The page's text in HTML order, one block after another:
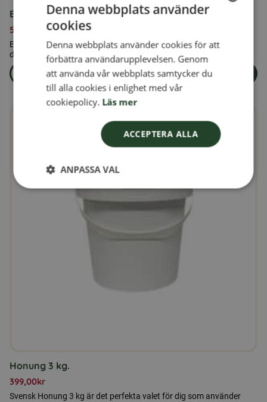
Ekologiskt strösocker 25 kg
537,00
Ekologiskt strösocker 25 kg är ett ekologiskt certifierat socker för
dig som ställer höga krav på råvarornas kvalitet och ursprung.
Läs mer
om produkten Ekologiskt strösocker 25 kg
Lägg i varukorg
Honung 3 kg.
399,00kr
Svensk Honung 3 kg är det perfekta valet för dig som använder
FINNISH
DANISH
Denna webbplats använder
cookies
Denna webbplats använder cookies för att
förbättra användarupplevelsen. Genom
att använda vår webbplats samtycker du
till alla cookies i enlighet med vår
cookiepolicy. Läs mer
ACCEPTERA ALLA
ANPASSA VAL